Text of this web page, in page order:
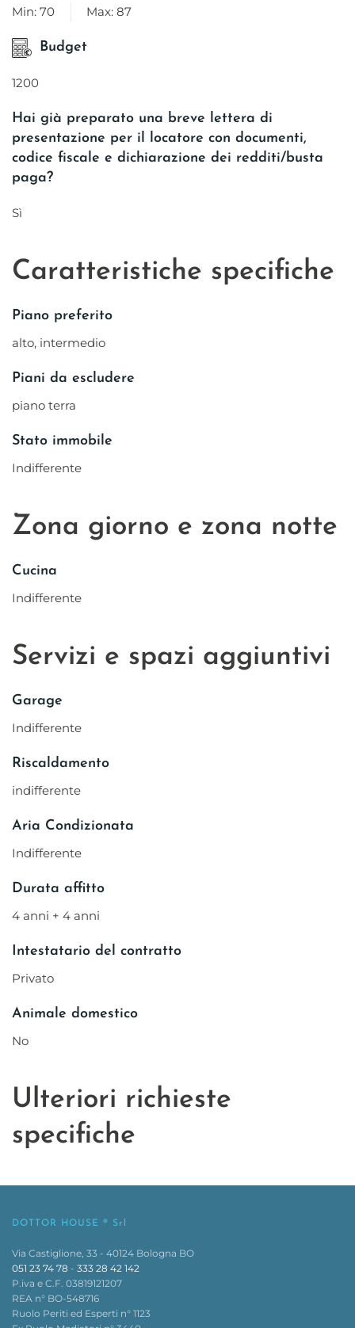
Min: 70 Max: 87
Budget
1200
Hai già preparato una breve lettera di
presentazione per il locatore con documenti,
codice fiscale e dichiarazione dei redditi/busta
paga?
Sì
Caratteristiche specifiche
Piano preferito
alto, intermedio
Piani da escludere
piano terra
Stato immobile
Indifferente
Zona giorno e zona notte
Cucina
Indifferente
Servizi e spazi aggiuntivi
Garage
Indifferente
Riscaldamento
indifferente
Aria Condizionata
Indifferente
Durata affitto
4 anni + 4 anni
Intestatario del contratto
Privato
Animale domestico
No
Ulteriori richieste
specifiche
DOTTOR HOUSE ® Srl
Via Castiglione, 33 - 40124 Bologna BO
051 23 74 78 - 333 28 42 142
P.iva e C.F. 03819121207
REA n° BO-548716
Ruolo Periti ed Esperti n° 1123